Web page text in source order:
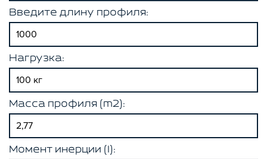
Введите длину профиля:
Нагрузка:
Масса профиля (m2):
Момент инерции (I):